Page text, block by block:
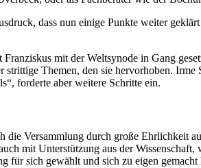
dass nun einige Punkte weiter
mit der Weltsynode in Gang
Themen, den sie hervorhoben.
forderte aber weitere Schritte ein.
Versammlung durch große Ehrlichkeit
mit Unterstützung aus der
für sich gewählt und sich zu eigen gemacht